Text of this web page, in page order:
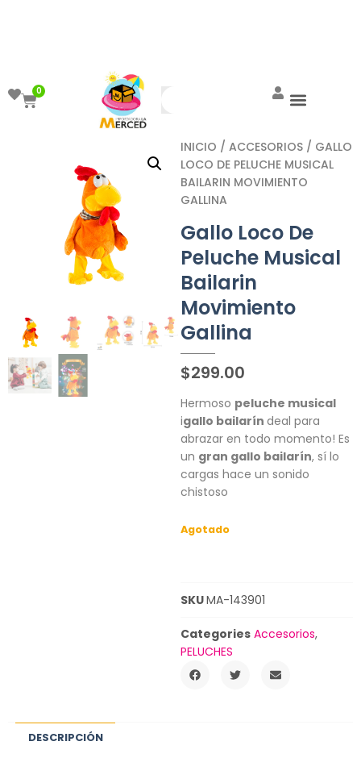
0
INICIO / ACCESORIOS / GALLO
LOCO DE PELUCHE MUSICAL
BAILARIN MOVIMIENTO
GALLINA
Gallo Loco De
Peluche Musical
Bailarin
Movimiento
Gallina
$299.00
Hermoso peluche musical
igallo bailarín deal para
abrazar en todo momento! Es
un gran gallo bailarín, sí lo
cargas hace un sonido
chistoso
Agotado
SKUMA-143901
Categories Accesorios,
PELUCHES
DESCRIPCIÓN